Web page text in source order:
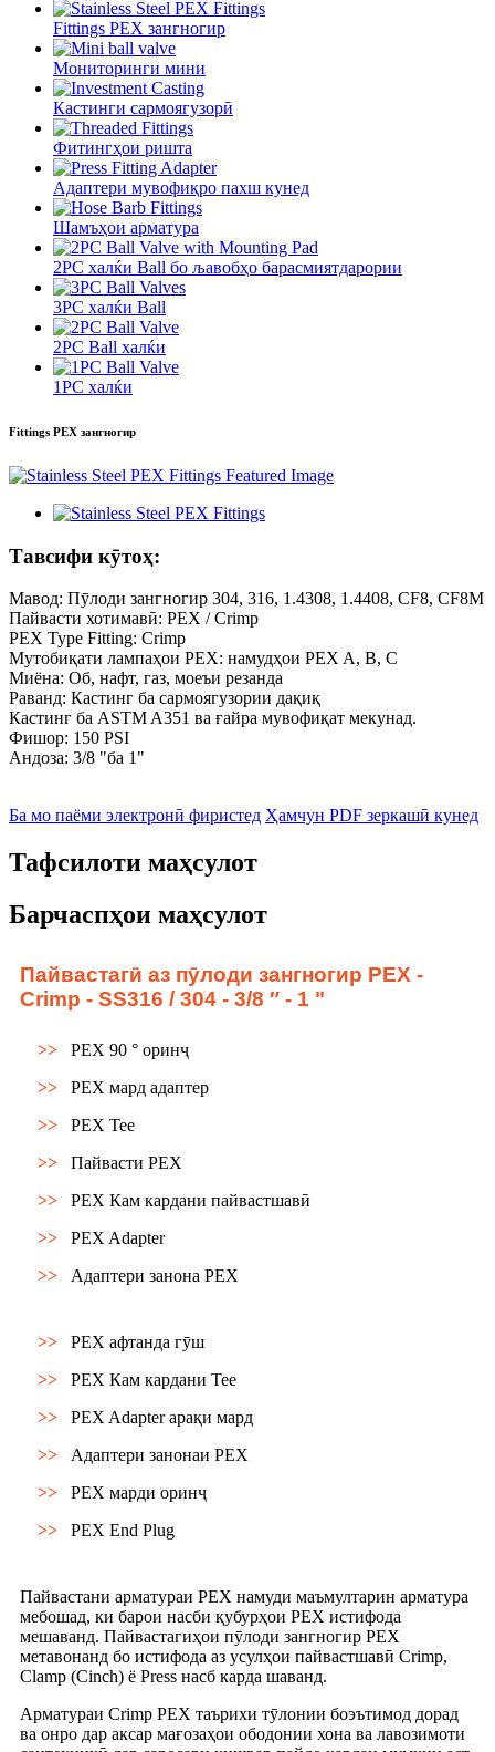
Fittings PEX зангногир
Мониторинги мини
Кастинги сармоягузорӣ
Фитингҳои ришта
Адаптери мувофиқро пахш кунед
Шамъҳои арматура
2PC халќи Ball бо љавобҳо барасмиятдарории
3PC халќи Ball
2PC Ball халќи
1PC халќи
Fittings PEX зангногир
Тавсифи кӯтоҳ:
Мавод: Пӯлоди зангногир 304, 316, 1.4308, 1.4408, CF8, CF8M
Пайвасти хотимавӣ: PEX / Crimp
PEX Type Fitting: Crimp
Мутобиқати лампаҳои PEX: намудҳои PEX A, B, C
Миёна: Об, нафт, газ, моеъи резанда
Раванд: Кастинг ба сармоягузории дақиқ
Кастинг ба ASTM A351 ва ғайра мувофиқат мекунад.
Фишор: 150 PSI
Андоза: 3/8 "ба 1"
Ба мо паёми электронӣ фиристед Ҳамчун PDF зеркашӣ кунед
Тафсилоти маҳсулот
Барчаспҳои маҳсулот
Пайвастагӣ аз пӯлоди зангногир PEX -
Crimp - SS316 / 304 - 3/8 ″ - 1 "
>>
PEX 90 ° оринҷ
>>
PEX мард адаптер
>>
PEX Tee
>>
Пайвасти PEX
>>
PEX Кам кардани пайвастшавӣ
>>
PEX Adapter
>>
Адаптери занона PEX
>>
PEX афтанда гӯш
>>
PEX Кам кардани Tee
>>
PEX Adapter арақи мард
>>
Адаптери занонаи PEX
>>
PEX марди оринҷ
>>
PEX End Plug
Пайвастани арматураи PEX намуди маъмултарин арматура
мебошад, ки барои насби қубурҳои PEX истифода
мешаванд. Пайвастагиҳои пӯлоди зангногир PEX
метавонанд бо истифода аз усулҳои пайвастшавӣ Crimp,
Clamp (Cinch) ё Press насб карда шаванд.
Арматураи Crimp PEX таърихи тӯлонии боэътимод дорад
ва онро дар аксар мағозаҳои ободонии хона ва лавозимоти